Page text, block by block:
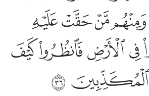
ﱴﱵﱶﱷ
ﱻﱼﱽ ﱾ
ﲁﲂ